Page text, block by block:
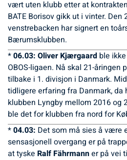
vært uten klubb etter at
BATE Borisov gikk ut i vinter. Den
venstrebacken har signert en
Bærumsklubben.
*06.03: Oliver Kjærgaard ble
OBOS-ligaen. Nå skal 21-åringen
tilbake i 1. divisjon i Danmark.
tidligere erfaring fra Danmark, da
klubben Lyngby mellom 2016 og
ble det for klubben fra nord for
*04.03: Det som må sies å være
sensasjonell overgang er på
at tyske Ralf Fährmanner på vei